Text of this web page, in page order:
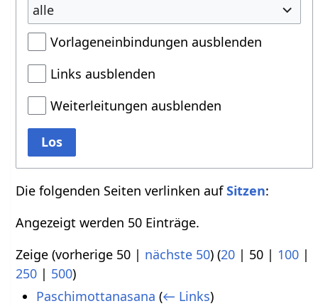
alle
Vorlageneinbindungen ausblenden
Links ausblenden
Weiterleitungen ausblenden
Los
Die folgenden Seiten verlinken aufSitzen:
Angezeigt werden 50 Einträge.
Zeige (vorherige 50 | nächste 50) (20 | 50 | 100 |
250 | 500)
Paschimottanasana (← Links)